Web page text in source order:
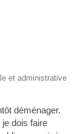
et administrative
déménager.
dois faire